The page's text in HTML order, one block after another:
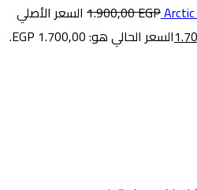
1.900,00EGP
السعر الأصلي
السعر الحالي هو: 1.700,00 EGP.